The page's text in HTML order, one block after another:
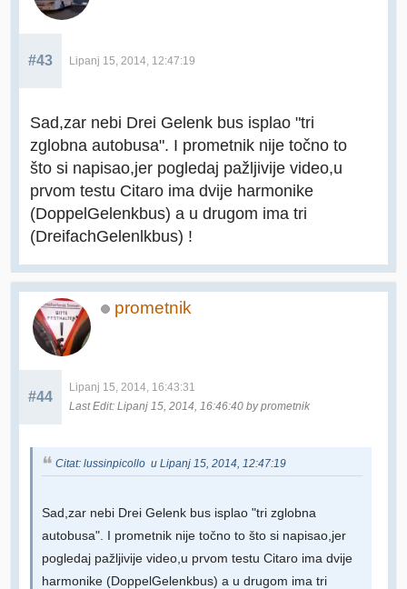
#43 Lipanj 15, 2014, 12:47:19
Sad,zar nebi Drei Gelenk bus isplao "tri
zglobna autobusa". I prometnik nije točno to
što si napisao,jer pogledaj pažljivije video,u
prvom testu Citaro ima dvije harmonike
(DoppelGelenkbus) a u drugom ima tri
(DreifachGelenlkbus) !
prometnik
#44
Lipanj 15, 2014, 16:43:31
Last Edit: Lipanj 15, 2014, 16:46:40 by prometnik
Citat: lussinpicollo u Lipanj 15, 2014, 12:47:19
Sad,zar nebi Drei Gelenk bus isplao "tri zglobna
autobusa". I prometnik nije točno to što si napisao,jer
pogledaj pažljivije video,u prvom testu Citaro ima dvije
harmonike (DoppelGelenkbus) a u drugom ima tri